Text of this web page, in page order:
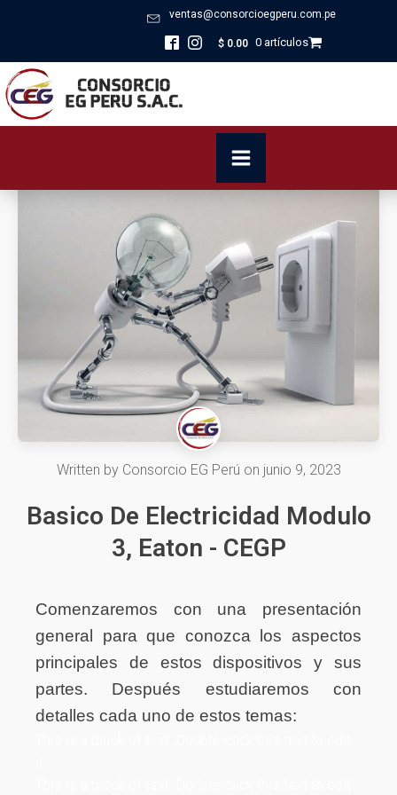
ventas@consorcioegperu.com.pe
$ 0.00 0 artículos
Written by Consorcio EG Perú on junio 9, 2023
Basico De Electricidad Modulo
3, Eaton - CEGP
Comenzaremos con una presentación
general para que conozca los aspectos
principales de estos dispositivos y sus
partes. Después estudiaremos con
detalles cada uno de estos temas: